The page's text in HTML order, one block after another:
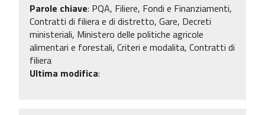
Parole chiave: PQA, Filiere, Fondi e Finanziamenti,
Contratti di filiera e di distretto, Gare, Decreti
ministeriali, Ministero delle politiche agricole
alimentari e forestali, Criteri e modalita, Contratti di
filiera
Ultima modifica: